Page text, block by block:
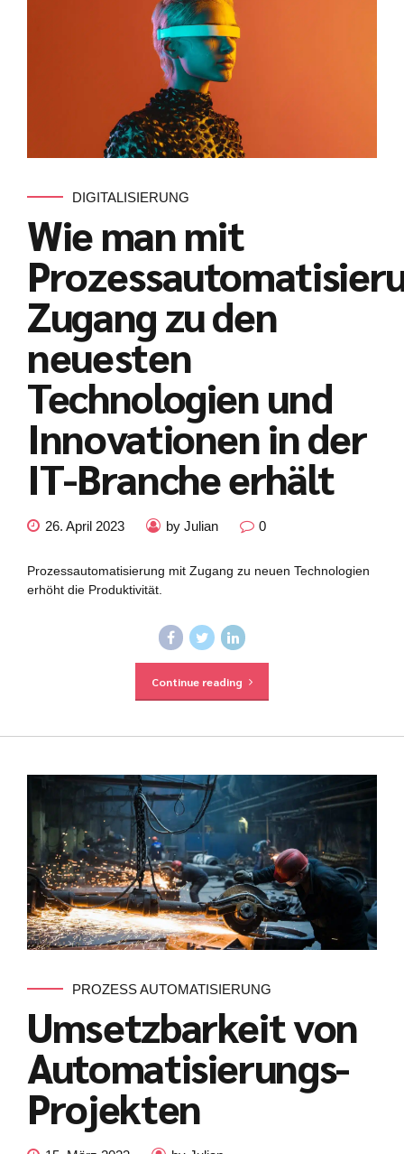
DIGITALISIERUNG
Wie man mit
Zugang zu den
neuesten
Technologien und
Innovationen in der
IT-Branche erhält
26. April 2023 by Julian 0
Prozessautomatisierung mit Zugang zu neuen Technologien
erhöht die Produktivität.
Continue reading
PROZESS AUTOMATISIERUNG
Umsetzbarkeit von
Automatisierungs-
Projekten